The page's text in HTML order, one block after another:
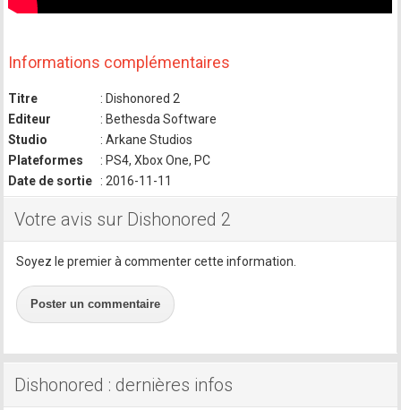
Informations complémentaires
Titre
: Dishonored 2
Editeur
: Bethesda Software
Studio
: Arkane Studios
Plateformes
: PS4, Xbox One, PC
Date de sortie
: 2016-11-11
Votre avis sur Dishonored 2
Soyez le premier à commenter cette information.
Poster un commentaire
Dishonored : dernières infos